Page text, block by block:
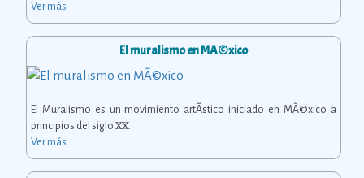
Ver más
El muralismo en MÃ©xico
El Muralismo es un movimiento artÃ­stico iniciado en MÃ©xico a
principios del siglo XX.
Ver más